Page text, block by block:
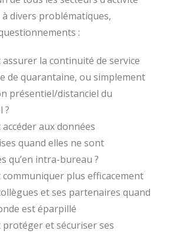
divers problématiques,
:
assurer la continuité de service
de quarantaine, ou simplement
présentiel/distanciel du
?
aux données
quand elles ne sont
qu’en intra-bureau ?
communiquer plus efficacement
et ses partenaires quand
est éparpillé
protéger et sécuriser ses